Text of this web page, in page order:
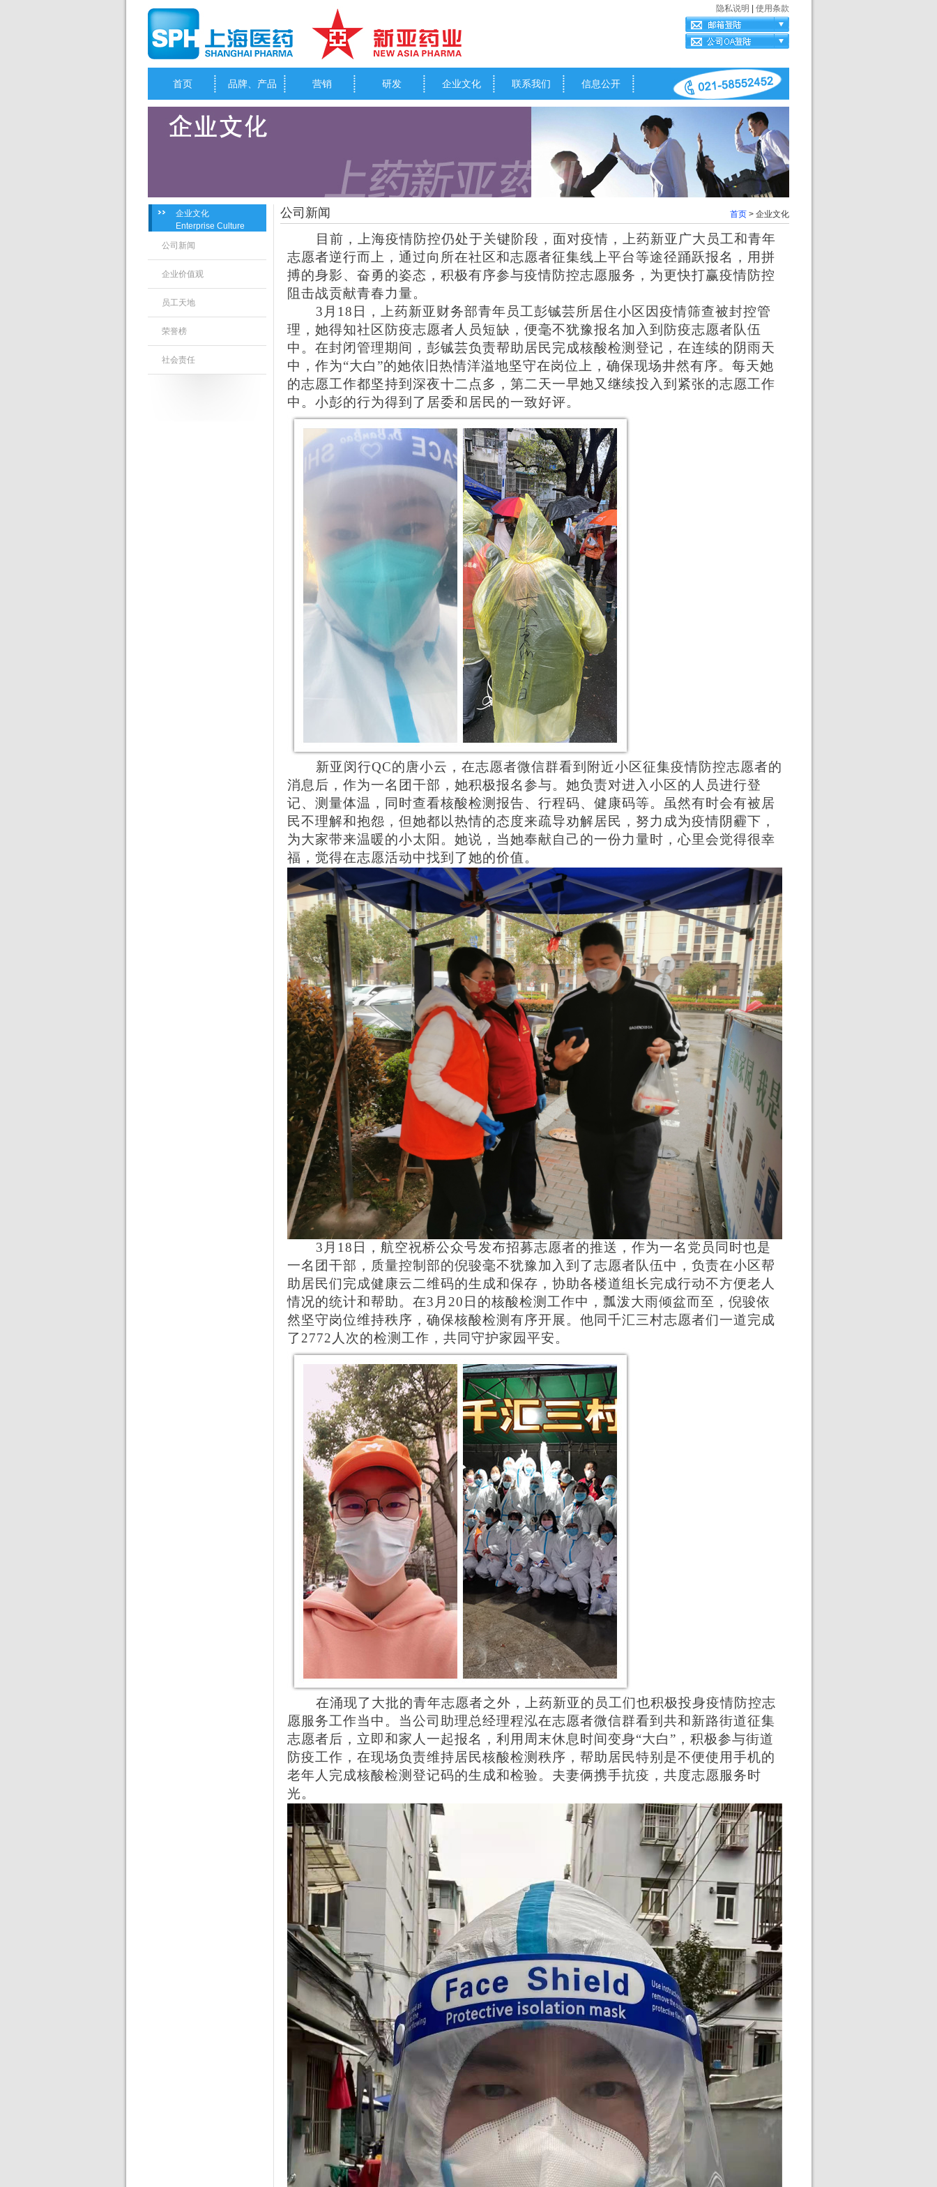
隐私说明 使用条款
首页 品牌、产品 营销 研发 企业文化 联系我们 信息公开
企业文化
Enterprise Culture
公司新闻
企业价值观
员工天地
荣誉榜
社会责任
公司新闻 首页 > 企业文化
目前，上海疫情防控仍处于关键阶段，面对疫情，上药新亚广大员工和青年
志愿者逆行而上，通过向所在社区和志愿者征集线上平台等途径踊跃报名，用拼
搏的身影、奋勇的姿态，积极有序参与疫情防控志愿服务，为更快打赢疫情防控
阻击战贡献青春力量。
3 月18日，上药新亚财务部青年员工彭铖芸所居住小区因疫情筛查被封控管
理，她得知社区防疫志愿者人员短缺，便毫不犹豫报名加入到防疫志愿者队伍
中。在封闭管理期间，彭铖芸负责帮助居民完成核酸检测登记，在连续的阴雨天
中，作为“大白”的她依旧热情洋溢地坚守在岗位上，确保现场井然有序。每天她
的志愿工作都坚持到深夜十二点多，第二天一早她又继续投入到紧张的志愿工作
中。小彭的行为得到了居委和居民的一致好评。
新亚闵行QC的唐小云，在志愿者微信群看到附近小区征集疫情防控志愿者的
消息后，作为一名团干部，她积极报名参与。她负责对进入小区的人员进行登
记、测量体温，同时查看核酸检测报告、行程码、健康码等。虽然有时会有被居
民不理解和抱怨，但她都以热情的态度来疏导劝解居民，努力成为疫情阴霾下，
为大家带来温暖的小太阳。她说，当她奉献自己的一份力量时，心里会觉得很幸
福，觉得在志愿活动中找到了她的价值。
3 月18日，航空祝桥公众号发布招募志愿者的推送，作为一名党员同时也是
一名团干部，质量控制部的倪骏毫不犹豫加入到了志愿者队伍中，负责在小区帮
助居民们完成健康云二维码的生成和保存，协助各楼道组长完成行动不方便老人
情况的统计和帮助。在3月20日的核酸检测工作中，瓢泼大雨倾盆而至，倪骏依
然坚守岗位维持秩序，确保核酸检测有序开展。他同千汇三村志愿者们一道完成
了2772人次的检测工作，共同守护家园平安。
在涌现了大批的青年志愿者之外，上药新亚的员工们也积极投身疫情防控志
愿服务工作当中。当公司助理总经理程泓在志愿者微信群看到共和新路街道征集
志愿者后，立即和家人一起报名，利用周末休息时间变身“大白”，积极参与街道
防疫工作，在现场负责维持居民核酸检测秩序，帮助居民特别是不便使用手机的
老年人完成核酸检测登记码的生成和检验。夫妻俩携手抗疫，共度志愿服务时
光。